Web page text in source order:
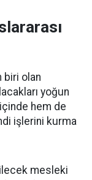
biri olan
yoğun
hem de
işlerini kurma
mesleki